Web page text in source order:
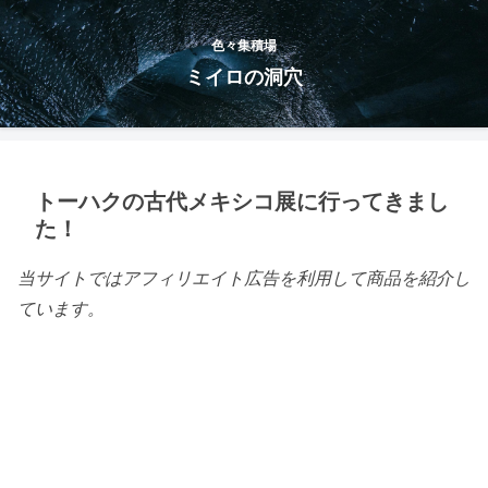
色々集積場
ミイロの洞穴
トーハクの古代メキシコ展に行ってきまし
た！
当サイトではアフィリエイト広告を利用して商品を紹介し
ています。